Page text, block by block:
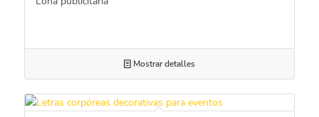
Mostrar detalles